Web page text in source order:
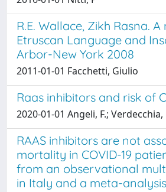
R.E. Wallace, Zikh Rasna.
Etruscan Language and
Arbor-New York 2008
2011-01-01 Facchetti, Giulio
Raas inhibitors and risk of
2020-01-01 Angeli, F.; Verdecchia,
RAAS inhibitors are not
mortality in COVID-19
from an observational
in Italy and a meta-